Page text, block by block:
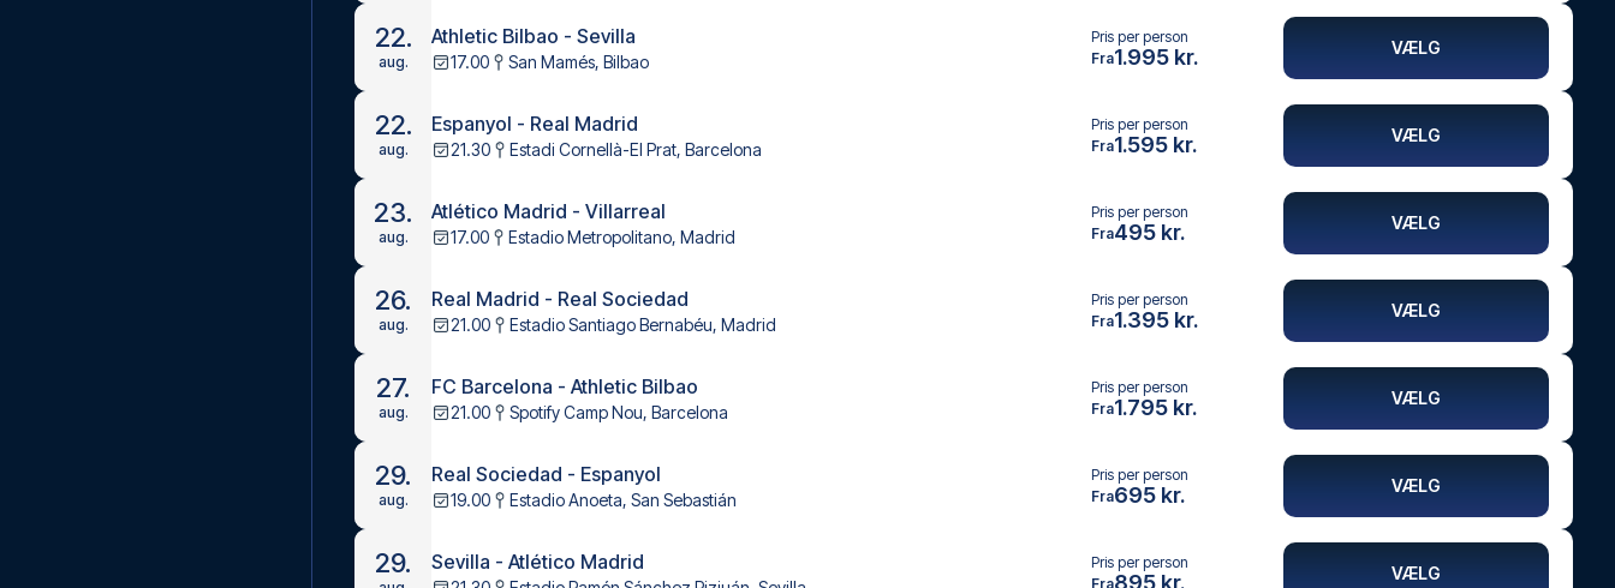
22.
aug.
Athletic Bilbao - Sevilla
17.00 San Mamés, Bilbao
Pris per person
Fra1.995 kr. VÆLG
22.
aug.
Espanyol - Real Madrid
21.30 Estadi Cornellà-El Prat, Barcelona
Pris per person
Fra1.595 kr. VÆLG
23.
aug.
Atlético Madrid - Villarreal
17.00 Estadio Metropolitano, Madrid
Pris per person
Fra495 kr. VÆLG
26.
aug.
Real Madrid - Real Sociedad
21.00 Estadio Santiago Bernabéu, Madrid
Pris per person
Fra1.395 kr. VÆLG
27.
aug.
FC Barcelona - Athletic Bilbao
21.00 Spotify Camp Nou, Barcelona
Pris per person
Fra1.795 kr. VÆLG
29.
aug.
Real Sociedad - Espanyol
19.00 Estadio Anoeta, San Sebastián
Pris per person
Fra695 kr. VÆLG
29. Sevilla - Atlético Madrid
Pris per person
Fra895 kr. VÆLG